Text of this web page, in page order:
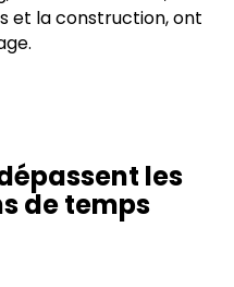
et la construction, ont
les
de temps